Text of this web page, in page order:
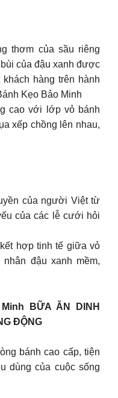
thơm của sầu riêng
của đậu xanh được
hàng trên hành
Kẹo Bảo Minh
cao với lớp vỏ bánh
xếp chồng lên nhau,
của người Việt từ
của các lễ cưới hỏi
hợp tinh tế giữa vỏ
đậu xanh mềm,
BỮA ĂN DINH
ĐỘNG
bánh cao cấp, tiện
dùng của cuộc sống